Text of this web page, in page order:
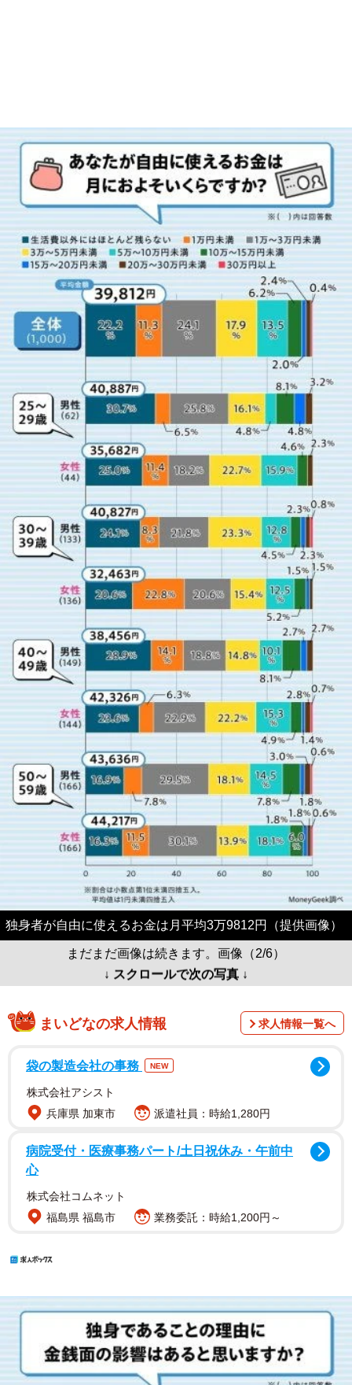
独身者が自由に使えるお金は月平均3万9812円（提供画像）
まだまだ画像は続きます。画像（2/6）
↓ スクロールで次の写真 ↓
まいどなの求人情報 求人情報一覧へ
袋の製造会社の事務 NEW
株式会社アシスト
兵庫県 加東市
派遣社員：時給1,280円
病院受付・医療事務パート/土日祝休み・午前中
心
株式会社コムネット
福島県 福島市
業務委託：時給1,200円～